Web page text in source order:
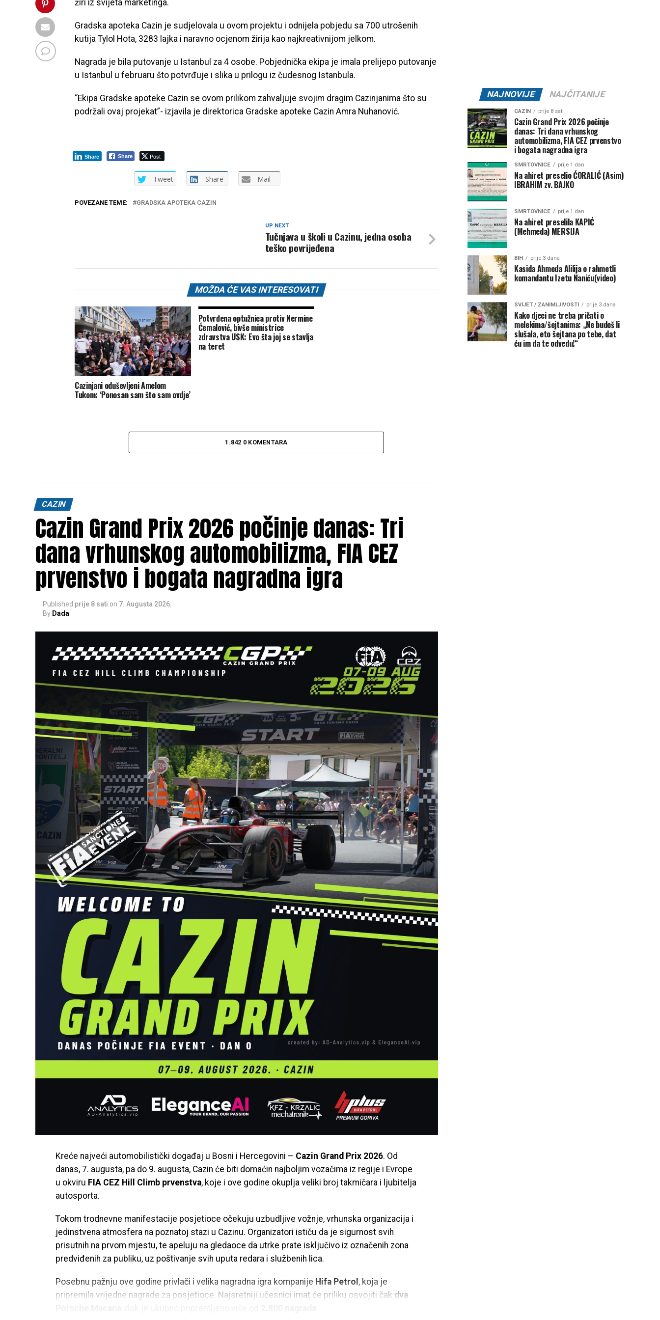
žiri iz svijeta marketinga.
Gradska apoteka Cazin je sudjelovala u ovom projektu i odnijela pobjedu sa 700 utrošenih
kutija Tylol Hota, 3283 lajka i naravno ocjenom žirija kao najkreativnijom jelkom.
Nagrada je bila putovanje u Istanbul za 4 osobe. Pobjednička ekipa je imala prelijepo putovanje
u Istanbul u februaru što potvrđuje i slika u prilogu iz čudesnog Istanbula.
“Ekipa Gradske apoteke Cazin se ovom prilikom zahvaljuje svojim dragim Cazinjanima što su
podržali ovaj projekat”- izjavila je direktorica Gradske apoteke Cazin Amra Nuhanović.
Share Post
Share
Tweet Share Mail
POVEZANE TEME: GRADSKA APOTEKA CAZIN
UP NEXT
Tučnjava u školi u Cazinu, jedna osoba
teško povrijeđena
MOŽDA ĆE VAS INTERESOVATI
Cazinjani oduševljeni Amelom
Tukom: ‘Ponosan sam što sam ovdje’
Potvrđena optužnica protiv Nermine
Ćemalović, bivše ministrice
zdravstva USK: Evo šta joj se stavlja
na teret
1.842 0 KOMENTARA
CAZIN
Cazin Grand Prix 2026 počinje danas: Tri
dana vrhunskog automobilizma, FIA CEZ
prvenstvo i bogata nagradna igra
Published prije 8 sati on 7. Augusta 2026.
By Dada
Kreće najveći automobilistički događaj u Bosni i Hercegovini – Cazin Grand Prix 2026. Od
danas, 7. augusta, pa do 9. augusta, Cazin će biti domaćin najboljim vozačima iz regije i Evrope
u okviru FIA CEZ Hill Climb prvenstva, koje i ove godine okuplja veliki broj takmičara i ljubitelja
autosporta.
Tokom trodnevne manifestacije posjetioce očekuju uzbudljive vožnje, vrhunska organizacija i
jedinstvena atmosfera na poznatoj stazi u Cazinu. Organizatori ističu da je sigurnost svih
prisutnih na prvom mjestu, te apeluju na gledaoce da utrke prate isključivo iz označenih zona
predviđenih za publiku, uz poštivanje svih uputa redara i službenih lica.
Posebnu pažnju ove godine privlači i velika nagradna igra kompanije Hifa Petrol, koja je
pripremila vrijedne nagrade za posjetioce. Najsretniji učesnici imat će priliku osvojiti čak dva
NAJNOVIJE NAJČITANIJE
CAZIN prije 8 sati
Cazin Grand Prix 2026 počinje
danas: Tri dana vrhunskog
automobilizma, FIA CEZ prvenstvo
i bogata nagradna igra
SMRTOVNICE prije 1 dan
Na ahiret preselio ĆORALIĆ (Asim)
IBRAHIM zv. BAJKO
SMRTOVNICE prije 1 dan
Na ahiret preselila KAPIĆ
(Mehmeda) MERSIJA
BIH prije 3 dana
Kasida Ahmeda Alilija o rahmetli
komandantu Izetu Naniću(video)
SVIJET / ZANIMLJIVOSTI prije 3 dana
Kako djeci ne treba pričati o
melekima/šejtanima: „Ne budeš li
slušala, eto šejtana po tebe, dat
ću im da te odvedu!“